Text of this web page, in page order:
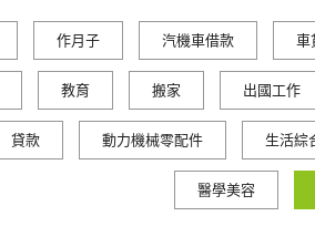
作月子 汽機車借款 車
教育 搬家 出國工作
貸款 動力機械零配件 生活綜
醫學美容